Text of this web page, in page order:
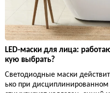
LED-маски для лица:
кую выбрать?
Светодиодные маски
ько при